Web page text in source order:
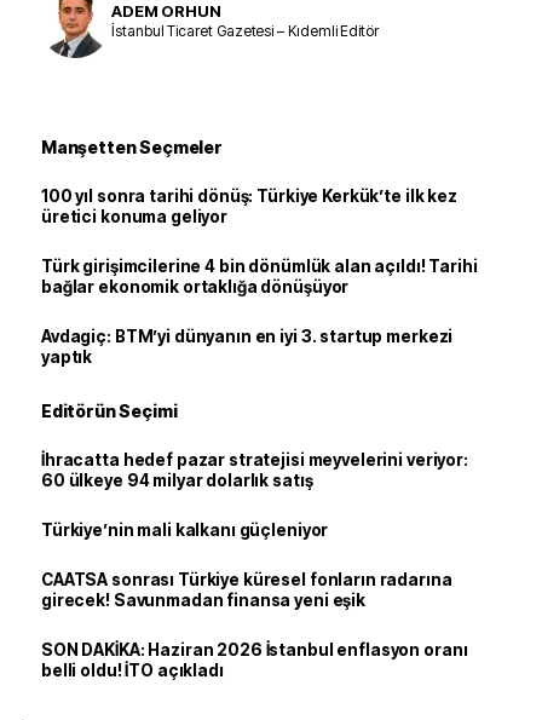
ADEM ORHUN
İstanbul Ticaret Gazetesi – Kıdemli Editör
Manşetten Seçmeler
100 yıl sonra tarihi dönüş: Türkiye Kerkük’te ilk kez
üretici konuma geliyor
Türk girişimcilerine 4 bin dönümlük alan açıldı! Tarihi
bağlar ekonomik ortaklığa dönüşüyor
Avdagiç: BTM’yi dünyanın en iyi 3. startup merkezi
yaptık
Editörün Seçimi
İhracatta hedef pazar stratejisi meyvelerini veriyor:
60 ülkeye 94 milyar dolarlık satış
Türkiye’nin mali kalkanı güçleniyor
CAATSA sonrası Türkiye küresel fonların radarına
girecek! Savunmadan finansa yeni eşik
SON DAKİKA: Haziran 2026 İstanbul enflasyon oranı
belli oldu! İTO açıkladı